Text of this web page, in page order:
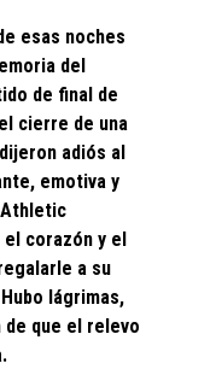
esas noches
del
de final de
cierre de una
adiós al
emotiva y
Athletic
corazón y el
a su
lágrimas,
que el relevo